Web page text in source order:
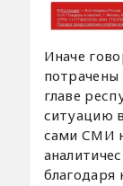
Иначе
главе
ситуацию
сами СМИ
благодаря